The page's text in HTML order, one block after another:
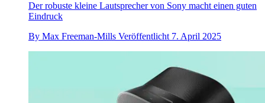
Der robuste kleine Lautsprecher von Sony macht einen guten
Eindruck
By Max Freeman-Mills Veröffentlicht 7. April 2025